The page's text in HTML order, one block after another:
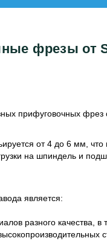
фрезы от
прифуговочных
от 4 до 6 мм, что
на шпиндель и
является:
разного качества,